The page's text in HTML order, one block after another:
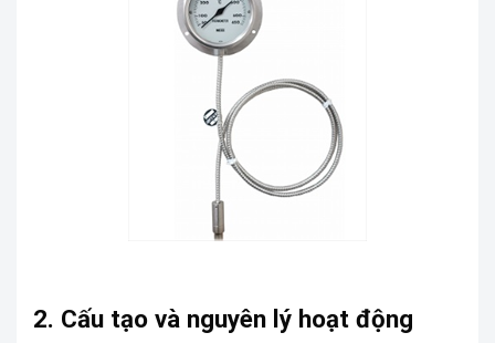
2. Cấu tạo và nguyên lý hoạt động